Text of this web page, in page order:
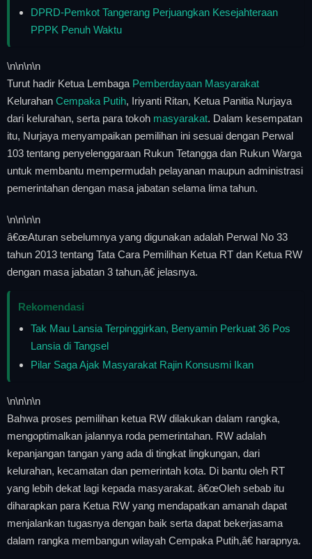
DPRD-Pemkot Tangerang Perjuangkan Kesejahteraan
PPPK Penuh Waktu
\n\n\n\n
Turut hadir Ketua Lembaga Pemberdayaan Masyarakat
Kelurahan Cempaka Putih, Iriyanti Ritan, Ketua Panitia Nurjaya
dari kelurahan, serta para tokoh masyarakat. Dalam kesempatan
itu, Nurjaya menyampaikan pemilihan ini sesuai dengan Perwal
103 tentang penyelenggaraan Rukun Tetangga dan Rukun Warga
untuk membantu mempermudah pelayanan maupun administrasi
pemerintahan dengan masa jabatan selama lima tahun.
\n\n\n\n
â€œAturan sebelumnya yang digunakan adalah Perwal No 33
tahun 2013 tentang Tata Cara Pemilihan Ketua RT dan Ketua RW
dengan masa jabatan 3 tahun,â€ jelasnya.
Rekomendasi
Tak Mau Lansia Terpinggirkan, Benyamin Perkuat 36 Pos
Lansia di Tangsel
Pilar Saga Ajak Masyarakat Rajin Konsusmi Ikan
\n\n\n\n
Bahwa proses pemilihan ketua RW dilakukan dalam rangka,
mengoptimalkan jalannya roda pemerintahan. RW adalah
kepanjangan tangan yang ada di tingkat lingkungan, dari
kelurahan, kecamatan dan pemerintah kota. Di bantu oleh RT
yang lebih dekat lagi kepada masyarakat. â€œOleh sebab itu
diharapkan para Ketua RW yang mendapatkan amanah dapat
menjalankan tugasnya dengan baik serta dapat bekerjasama
dalam rangka membangun wilayah Cempaka Putih,â€ harapnya.